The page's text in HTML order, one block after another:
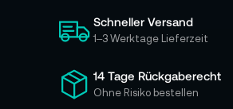
c
h
ü
r
u
Schneller Versand
1–3 Werktage Lieferzeit
14 Tage Rückgaberecht
Ohne Risiko bestellen